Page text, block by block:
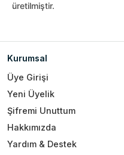
üretilmiştir.
Kurumsal
Üye Girişi
Yeni Üyelik
Şifremi Unuttum
Hakkımızda
Yardım & Destek